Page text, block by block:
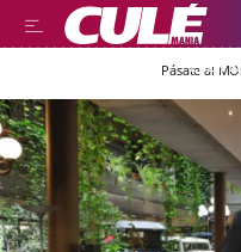
LEER
Pásate al